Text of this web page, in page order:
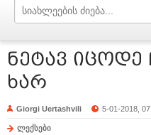
ნეტავ იცოდე
ხარ
Giorgi Uertashvili 5-01-2018,
ლექსები